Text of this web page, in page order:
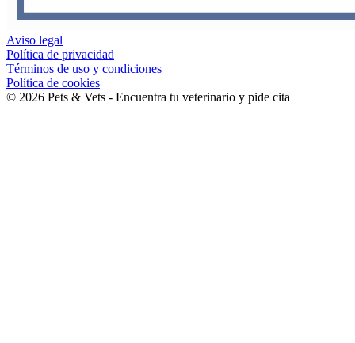
Aviso legal
Política de privacidad
Términos de uso y condiciones
Política de cookies
© 2026 Pets & Vets - Encuentra tu veterinario y pide cita